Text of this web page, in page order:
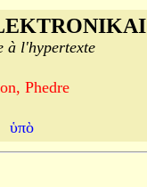
à l'hypertexte
Phedre
ὑπὸ